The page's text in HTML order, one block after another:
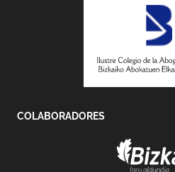
COLABORADORES